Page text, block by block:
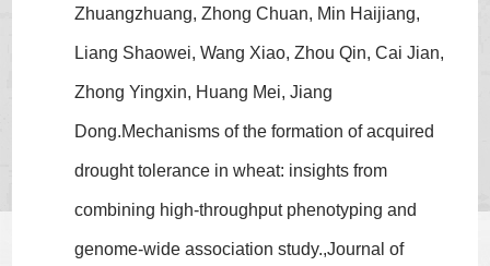
Zhuangzhuang, Zhong Chuan, Min Haijiang,
Liang Shaowei, Wang Xiao, Zhou Qin, Cai Jian,
Zhong Yingxin, Huang Mei, Jiang
Dong.Mechanisms of the formation of acquired
drought tolerance in wheat: insights from
combining high-throughput phenotyping and
genome-wide association study.,Journal of